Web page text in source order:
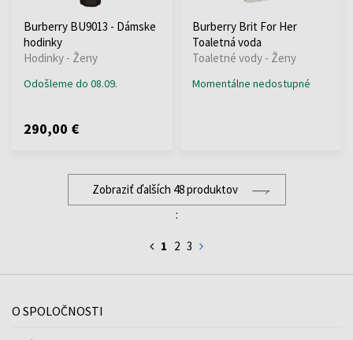
Burberry BU9013 - Dámske
hodinky
Hodinky - Ženy
Odošleme do 08.09.
290,00 €
Burberry Brit For Her
Toaletná voda
Toaletné vody - Ženy
Momentálne nedostupné
Zobraziť ďalších 48 produktov
:
1 2 3
O SPOLOČNOSTI